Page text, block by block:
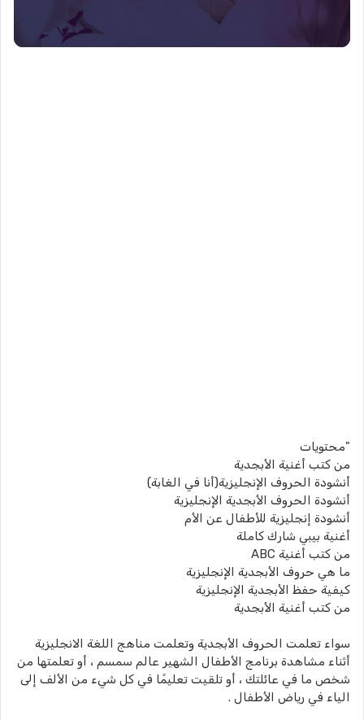
"محتويات
من كتب أغنية الأبجدية
أنشودة الحروف الإنجليزية(أنا في الغابة)
أنشودة الحروف الأبجدية الإنجليزية
أنشودة إنجليزية للأطفال عن الأم
أغنية بيبي شارك كاملة
من كتب أغنية ABC
ما هي حروف الأبجدية الإنجليزية
كيفية حفظ الأبجدية الإنجليزية
من كتب أغنية الأبجدية
سواء تعلمت الحروف الأبجدية وتعلمت مناهج اللغة الانجليزية
أثناء مشاهدة برنامج الأطفال الشهير عالم سمسم ، أو تعلمتها من
شخص ما في عائلتك ، أو تلقيت تعليمًا في كل شيء من الألف إلى
الياء في رياض الأطفال .